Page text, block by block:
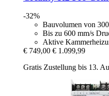
-32%
Bauvolumen von
Bis zu 600 mm/s
Aktive
€ 749,00 € 1.099,99
Gratis Zustellung bis 13.